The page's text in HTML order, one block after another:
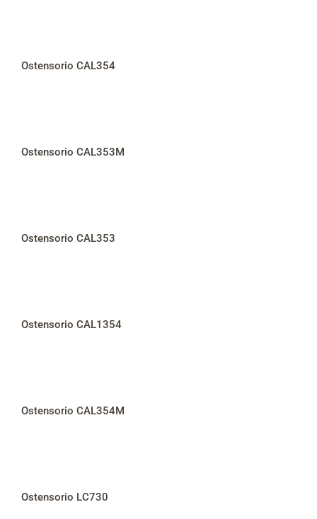
Ostensorio CAL354
Ostensorio CAL353M
Ostensorio CAL353
Ostensorio CAL1354
Ostensorio CAL354M
Ostensorio LC730